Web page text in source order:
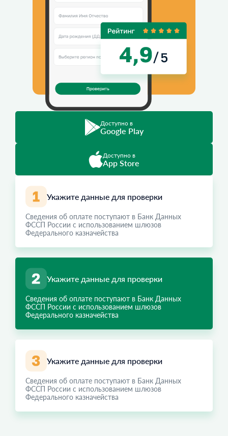
Укажите данные для проверки
Сведения об оплате поступают в Банк Данных
ФССП России с использованием шлюзов
Федерального казначейства
Укажите данные для проверки
Сведения об оплате поступают в Банк Данных
ФССП России с использованием шлюзов
Федерального казначейства
Укажите данные для проверки
Сведения об оплате поступают в Банк Данных
ФССП России с использованием шлюзов
Федерального казначейства
Доступно в
Google Play
Доступно в
App Store